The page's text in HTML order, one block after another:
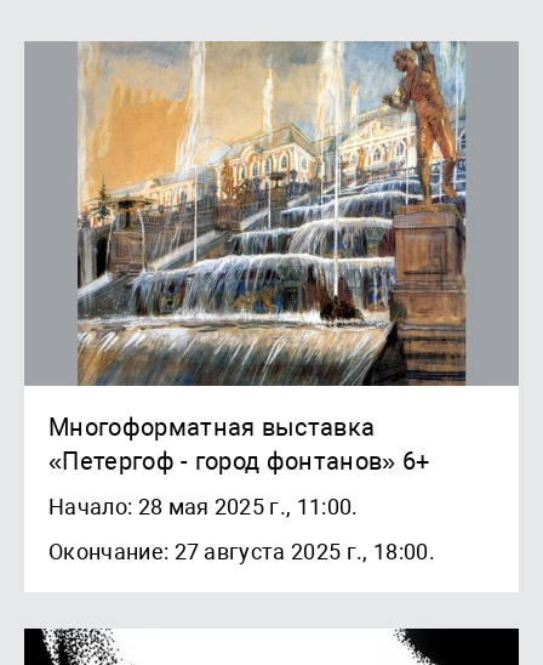
Многоформатная выставка
«Петергоф - город фонтанов» 6+
Начало: 28 мая 2025 г., 11:00.
Окончание: 27 августа 2025 г., 18:00.